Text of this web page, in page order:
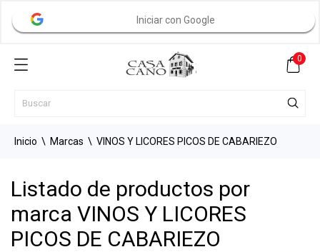
Iniciar con Google
0
Inicio Marcas VINOS Y LICORES PICOS DE CABARIEZO
Listado de productos por
marca VINOS Y LICORES
PICOS DE CABARIEZO